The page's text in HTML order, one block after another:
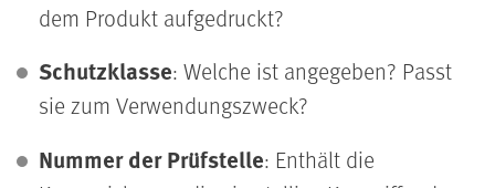
dem Produkt aufgedruckt?
Schutzklasse: Welche ist angegeben? Passt
sie zum Verwendungszweck?
Nummer der Prüfstelle: Enthält die